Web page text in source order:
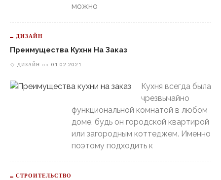
можно
ДИЗАЙН
Преимущества Кухни На Заказ
ДИЗАЙН on 01.02.2021
Кухня всегда была
чрезвычайно
функциональной комнатой в любом
доме, будь он городской квартирой
или загородным коттеджем. Именно
поэтому подходить к
СТРОИТЕЛЬСТВО